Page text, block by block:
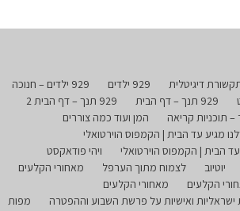
929 ילדים
929 ילדים – חנוכה
929 תנך – דף הבית
929 תנך – דף הבית 2
– תוכניות קריאה
המן ועוד כמה צוררים
מגיע עד הבית | הקמפוס הוירטואלי
הבית | הקמפוס הוירטואלי
ויהי פודאקסט
יוטיוב לצמוח מתוך הערפל
מאחורי הקלעים
הקלעים
מאחורי הקלעים
ואישיות על פרשת השבוע וההפטרה
מפות